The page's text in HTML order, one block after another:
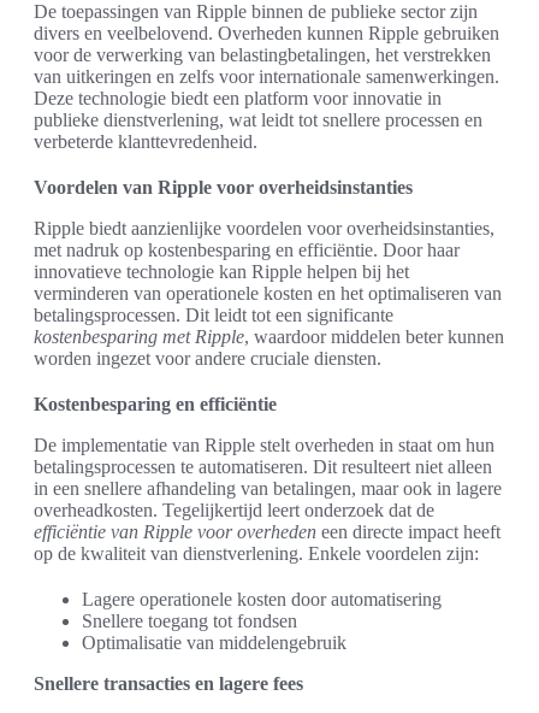
De toepassingen van Ripple binnen de publieke sector zijn
divers en veelbelovend. Overheden kunnen Ripple gebruiken
voor de verwerking van belastingbetalingen, het verstrekken
van uitkeringen en zelfs voor internationale samenwerkingen.
Deze technologie biedt een platform voor innovatie in
publieke dienstverlening, wat leidt tot snellere processen en
verbeterde klanttevredenheid.
Voordelen van Ripple voor overheidsinstanties
Ripple biedt aanzienlijke voordelen voor overheidsinstanties,
met nadruk op kostenbesparing en efficiëntie. Door haar
innovatieve technologie kan Ripple helpen bij het
verminderen van operationele kosten en het optimaliseren van
betalingsprocessen. Dit leidt tot een significante
kostenbesparing met Ripple, waardoor middelen beter kunnen
worden ingezet voor andere cruciale diensten.
Kostenbesparing en efficiëntie
De implementatie van Ripple stelt overheden in staat om hun
betalingsprocessen te automatiseren. Dit resulteert niet alleen
in een snellere afhandeling van betalingen, maar ook in lagere
overheadkosten. Tegelijkertijd leert onderzoek dat de
efficiëntie van Ripple voor overheden een directe impact heeft
op de kwaliteit van dienstverlening. Enkele voordelen zijn:
Lagere operationele kosten door automatisering
Snellere toegang tot fondsen
Optimalisatie van middelengebruik
Snellere transacties en lagere fees